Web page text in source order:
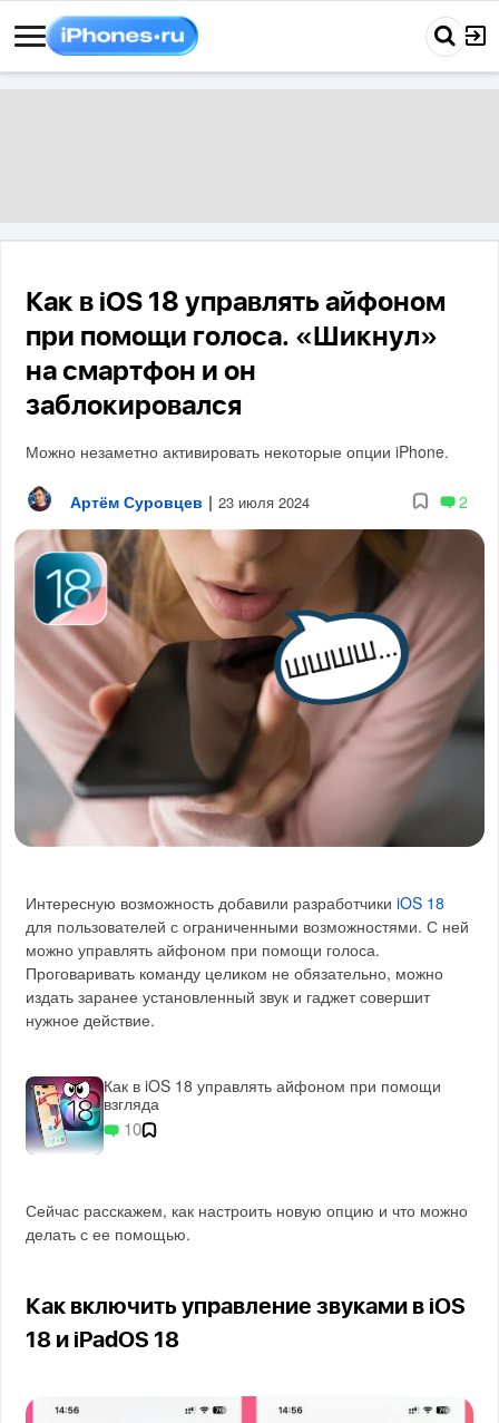
Как в iOS 18 управлять айфоном
при помощи голоса. «Шикнул»
на смартфон и он
заблокировался
Можно незаметно активировать некоторые опции iPhone.
Артём Суровцев | 23 июля 2024 2
Интересную возможность добавили разработчикиiOS 18
для пользователей с ограниченными возможностями. С ней
можно управлять айфоном при помощи голоса.
Проговаривать команду целиком не обязательно, можно
издать заранее установленный звук и гаджет совершит
нужное действие.
Как в iOS 18 управлять айфоном при помощи
взгляда
10
Сейчас расскажем, как настроить новую опцию и что можно
делать с ее помощью.
Как включить управление звуками в iOS
18 и iPadOS 18